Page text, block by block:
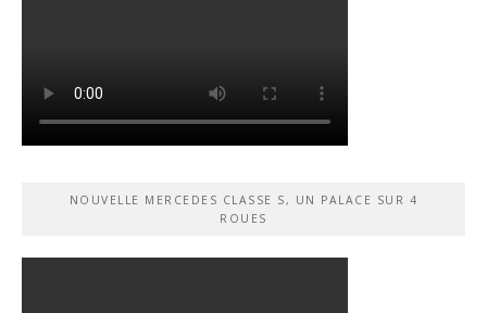
NOUVELLE MERCEDES CLASSE S, UN PALACE SUR 4
ROUES